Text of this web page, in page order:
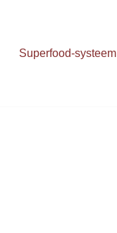
Superfood-systeem